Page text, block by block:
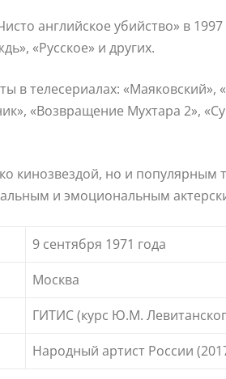
английское убийство» в
«Русское» и других.
в телесериалах:
«Возвращение Мухтара 2»,
кинозвездой, но и
и эмоциональным
9 сентября 1971 года
Москва
ГИТИС (курс Ю.М.
Народный артист России